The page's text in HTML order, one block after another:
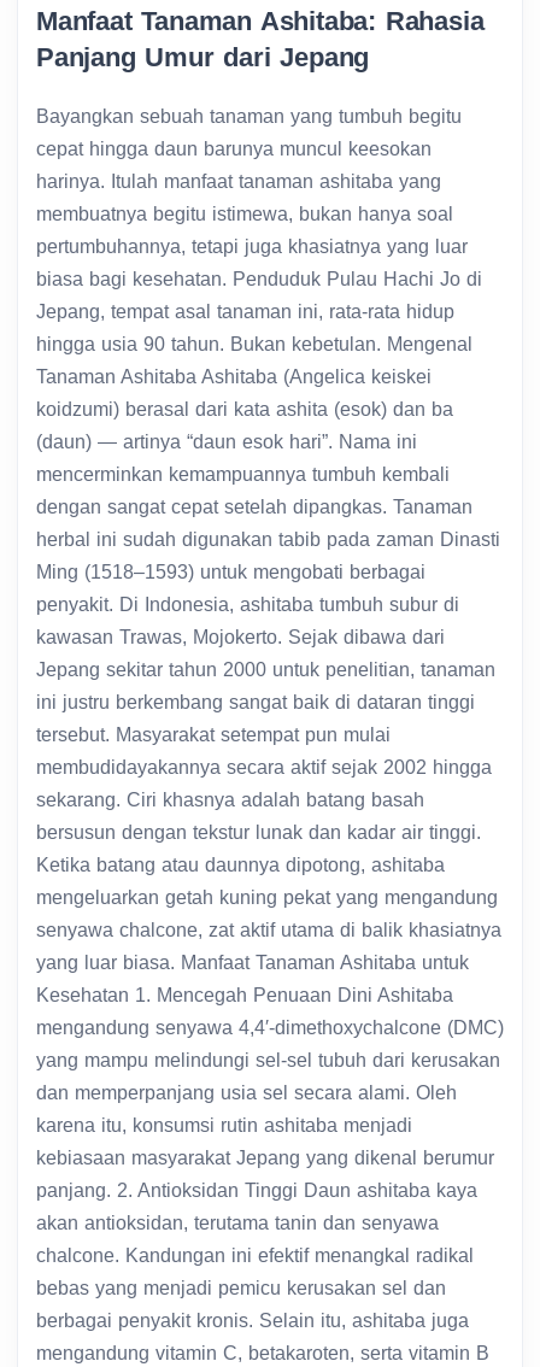
Manfaat Tanaman Ashitaba: Rahasia
Panjang Umur dari Jepang
Bayangkan sebuah tanaman yang tumbuh begitu
cepat hingga daun barunya muncul keesokan
harinya. Itulah manfaat tanaman ashitaba yang
membuatnya begitu istimewa, bukan hanya soal
pertumbuhannya, tetapi juga khasiatnya yang luar
biasa bagi kesehatan. Penduduk Pulau Hachi Jo di
Jepang, tempat asal tanaman ini, rata-rata hidup
hingga usia 90 tahun. Bukan kebetulan. Mengenal
Tanaman Ashitaba Ashitaba (Angelica keiskei
koidzumi) berasal dari kata ashita (esok) dan ba
(daun) — artinya “daun esok hari”. Nama ini
mencerminkan kemampuannya tumbuh kembali
dengan sangat cepat setelah dipangkas. Tanaman
herbal ini sudah digunakan tabib pada zaman Dinasti
Ming (1518–1593) untuk mengobati berbagai
penyakit. Di Indonesia, ashitaba tumbuh subur di
kawasan Trawas, Mojokerto. Sejak dibawa dari
Jepang sekitar tahun 2000 untuk penelitian, tanaman
ini justru berkembang sangat baik di dataran tinggi
tersebut. Masyarakat setempat pun mulai
membudidayakannya secara aktif sejak 2002 hingga
sekarang. Ciri khasnya adalah batang basah
bersusun dengan tekstur lunak dan kadar air tinggi.
Ketika batang atau daunnya dipotong, ashitaba
mengeluarkan getah kuning pekat yang mengandung
senyawa chalcone, zat aktif utama di balik khasiatnya
yang luar biasa. Manfaat Tanaman Ashitaba untuk
Kesehatan 1. Mencegah Penuaan Dini Ashitaba
mengandung senyawa 4,4′-dimethoxychalcone (DMC)
yang mampu melindungi sel-sel tubuh dari kerusakan
dan memperpanjang usia sel secara alami. Oleh
karena itu, konsumsi rutin ashitaba menjadi
kebiasaan masyarakat Jepang yang dikenal berumur
panjang. 2. Antioksidan Tinggi Daun ashitaba kaya
akan antioksidan, terutama tanin dan senyawa
chalcone. Kandungan ini efektif menangkal radikal
bebas yang menjadi pemicu kerusakan sel dan
berbagai penyakit kronis. Selain itu, ashitaba juga
mengandung vitamin C, betakaroten, serta vitamin B